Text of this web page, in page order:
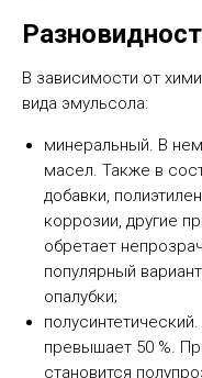
В зависимости от
вида эмульсола:
минеральный. В
масел. Также в
добавки,
коррозии, другие
обретает
популярный
опалубки;
превышает 50 %.
становится